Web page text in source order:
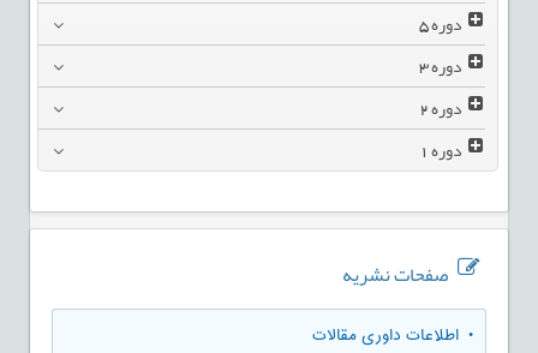
دوره5
دوره3
دوره2
دوره1
صفحات نشریه
• اطلاعات داوری مقالات